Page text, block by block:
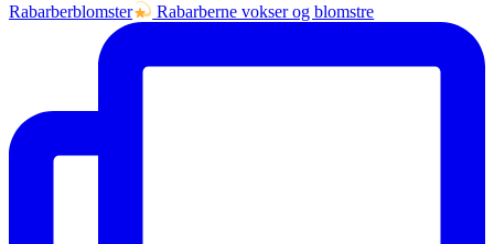
Rabarberblomster Rabarberne vokser og blomstre